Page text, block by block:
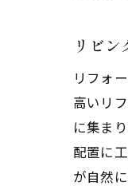
リビ
リフォ
高いリ
に集ま
配置に
が自然